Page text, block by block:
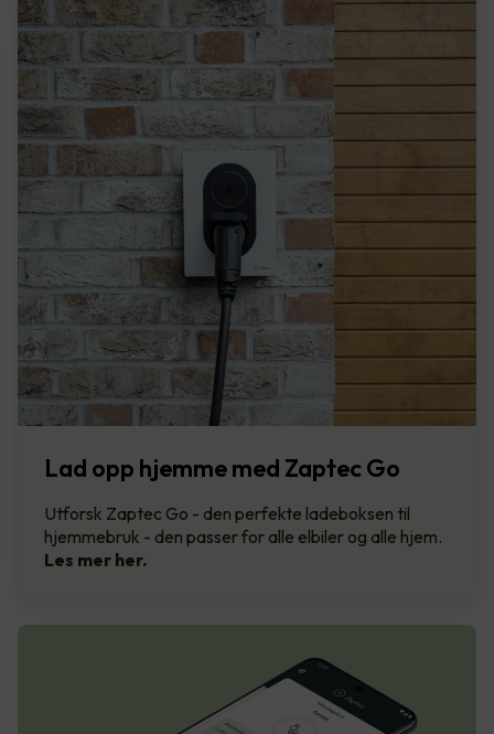
Lad opp hjemme med Zaptec Go
Utforsk Zaptec Go - den perfekte ladeboksen til
hjemmebruk - den passer for alle elbiler og alle hjem.
Les mer her.